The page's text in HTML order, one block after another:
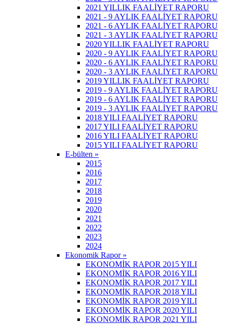
2021 YILLIK FAALİYET RAPORU
2021 - 9 AYLIK FAALİYET RAPORU
2021 - 6 AYLIK FAALİYET RAPORU
2021 - 3 AYLIK FAALİYET RAPORU
2020 YILLIK FAALİYET RAPORU
2020 - 9 AYLIK FAALİYET RAPORU
2020 - 6 AYLIK FAALİYET RAPORU
2020 - 3 AYLIK FAALİYET RAPORU
2019 YILLIK FAALİYET RAPORU
2019 - 9 AYLIK FAALİYET RAPORU
2019 - 6 AYLIK FAALİYET RAPORU
2019 - 3 AYLIK FAALİYET RAPORU
2018 YILI FAALİYET RAPORU
2017 YILI FAALİYET RAPORU
2016 YILI FAALİYET RAPORU
2015 YILI FAALİYET RAPORU
E-bülten »
2015
2016
2017
2018
2019
2020
2021
2022
2023
2024
Ekonomik Rapor »
EKONOMİK RAPOR 2015 YILI
EKONOMİK RAPOR 2016 YILI
EKONOMİK RAPOR 2017 YILI
EKONOMİK RAPOR 2018 YILI
EKONOMİK RAPOR 2019 YILI
EKONOMİK RAPOR 2020 YILI
EKONOMİK RAPOR 2021 YILI